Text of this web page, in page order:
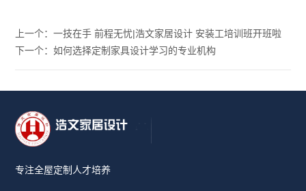
上一个：一技在手 前程无忧|浩文家居设计 安装工培训班开班啦
下一个：如何选择定制家具设计学习的专业机构
专注全屋定制人才培养